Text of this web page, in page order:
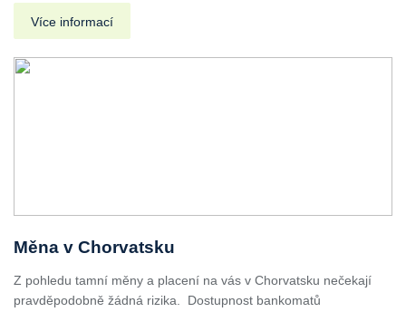
Více informací
Měna v Chorvatsku
Z pohledu tamní měny a placení na vás v Chorvatsku nečekají
pravděpodobně žádná rizika. Dostupnost bankomatů